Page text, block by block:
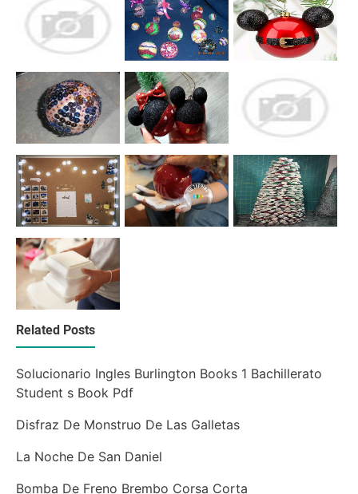
Related Posts
Solucionario Ingles Burlington Books 1 Bachillerato
Student s Book Pdf
Disfraz De Monstruo De Las Galletas
La Noche De San Daniel
Bomba De Freno Brembo Corsa Corta